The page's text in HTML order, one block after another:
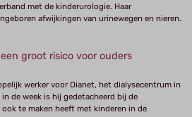
met de kinderurologie. Haar
afwijkingen van urinewegen en nieren.
groot risico voor ouders
werker voor Dianet, het dialysecentrum in
de week is hij gedetacheerd bij de
te maken heeft met kinderen in de